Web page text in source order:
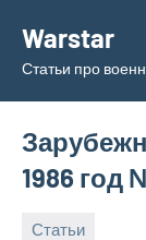
содержимому
Warstar
Статьи про
1986 год
Статьи